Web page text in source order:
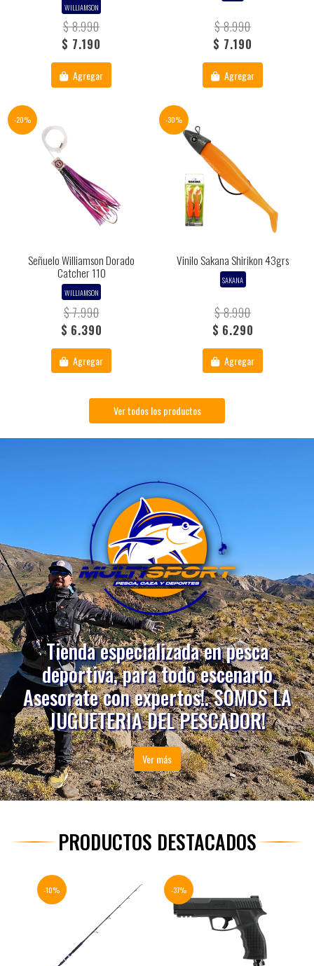
WILLIAMSON
$ 8.990
$ 7.190
Agregar
$ 8.990
$ 7.190
Agregar
-20%
Señuelo Williamson Dorado
Catcher 110
WILLIAMSON
$ 7.990
$ 6.390
Agregar
-30%
Vinilo Sakana Shirikon 43grs
SAKANA
$ 8.990
$ 6.290
Agregar
Ver todos los productos
Tienda especializada en pesca
deportiva, para todo escenario
Asesorate con expertos!. SOMOS LA
JUGUETERIA DEL PESCADOR!
Ver más
PRODUCTOS DESTACADOS
-10% -37%